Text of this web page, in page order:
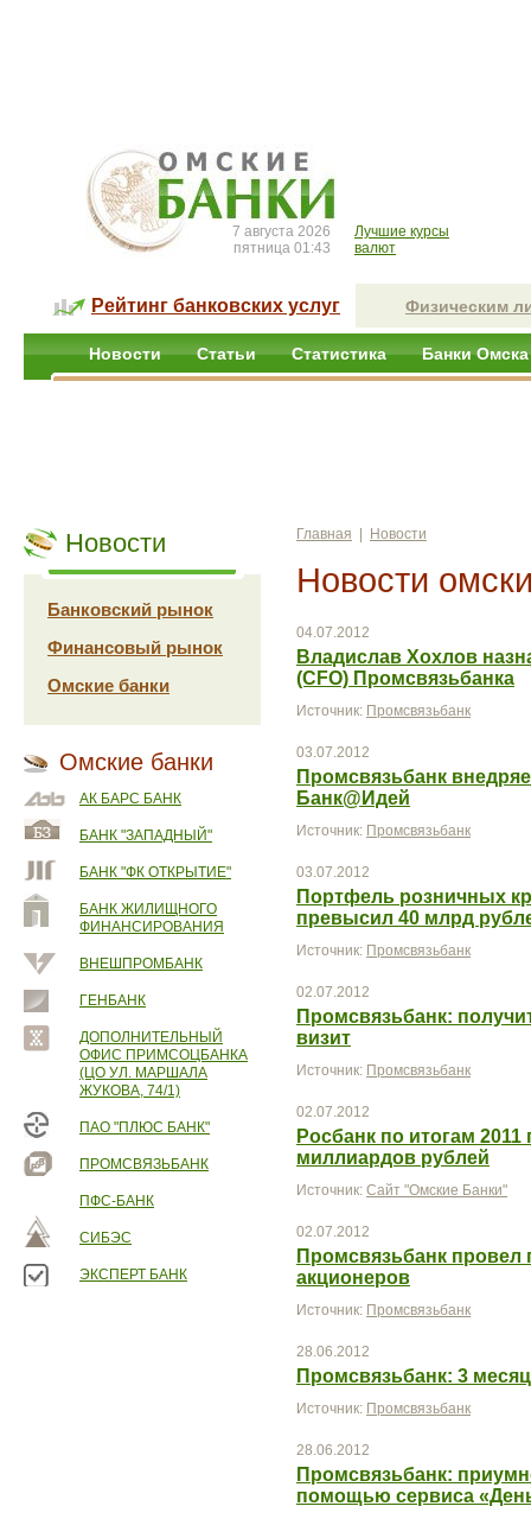
7 августа 2026
пятница 01:43
Лучшие курсы
валют
Рейтинг банковских услуг Физическим
Новости Статьи Статистика Банки Омска
Новости
Банковский рынок
Финансовый рынок
Омские банки
Омские банки
АК БАРС БАНК
БАНК "ЗАПАДНЫЙ"
БАНК "ФК ОТКРЫТИЕ"
БАНК ЖИЛИЩНОГО
ФИНАНСИРОВАНИЯ
ВНЕШПРОМБАНК
ГЕНБАНК
ДОПОЛНИТЕЛЬНЫЙ
ОФИС ПРИМСОЦБАНКА
(ЦО УЛ. МАРШАЛА
ЖУКОВА, 74/1)
ПАО "ПЛЮС БАНК"
ПРОМСВЯЗЬБАНК
ПФС-БАНК
СИБЭС
ЭКСПЕРТ БАНК
Главная Новости
Новости
04.07.2012
Владислав Хохлов
(CFO) Промсвязьбанка
Источник: Промсвязьбанк
03.07.2012
Промсвязьбанк
Банк@Идей
Источник: Промсвязьбанк
03.07.2012
Портфель розничных
превысил 40 млрд
Источник: Промсвязьбанк
02.07.2012
Промсвязьбанк:
визит
Источник: Промсвязьбанк
02.07.2012
Росбанк по итогам 2011
миллиардов рублей
Источник: Сайт "Омские Банки"
02.07.2012
Промсвязьбанк провел
акционеров
Источник: Промсвязьбанк
28.06.2012
Промсвязьбанк: 3
Источник: Промсвязьбанк
28.06.2012
Промсвязьбанк:
помощью сервиса